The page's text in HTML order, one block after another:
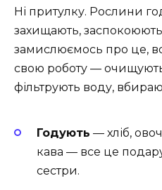
Ні притулку. Рослини
захищають,
замислюємось про це,
свою роботу —
фільтрують воду,
Годують — хліб,
кава — все це
сестри.